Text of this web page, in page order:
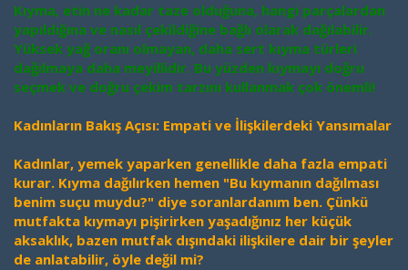
Kıyma, etin ne kadar taze olduğuna, hangi parçalardan
yapıldığına ve nasıl çekildiğine bağlı olarak dağılabilir.
Yüksek yağ oranı olmayan, daha sert kıyma türleri
dağılmaya daha meyillidir. Bu yüzden kıymayı doğru
seçmek ve doğru çekim tarzını kullanmak çok önemli!
Kadınların Bakış Açısı: Empati ve İlişkilerdeki Yansımalar
Kadınlar, yemek yaparken genellikle daha fazla empati
kurar. Kıyma dağılırken hemen "Bu kıymanın dağılması
benim suçu muydu?" diye soranlardanım ben. Çünkü
mutfakta kıymayı pişirirken yaşadığınız her küçük
aksaklık, bazen mutfak dışındaki ilişkilere dair bir şeyler
de anlatabilir, öyle değil mi?